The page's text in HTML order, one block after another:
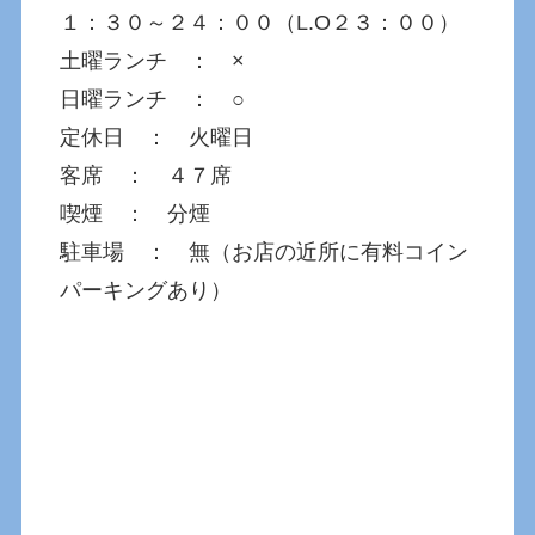
１：３０～２４：００（L.O２３：００）
土曜ランチ ： ×
日曜ランチ ： ○
定休日 ： 火曜日
客席 ： ４７席
喫煙 ： 分煙
駐車場 ： 無（お店の近所に有料コイン
パーキングあり）